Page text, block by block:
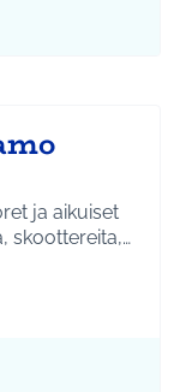
ja aikuiset
skoottereita,…
Lapset ja nuoret